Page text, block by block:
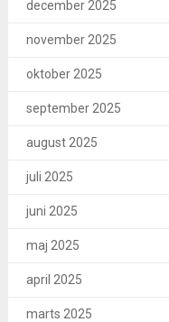
december 2025
november 2025
oktober 2025
september 2025
august 2025
juli 2025
juni 2025
maj 2025
april 2025
marts 2025